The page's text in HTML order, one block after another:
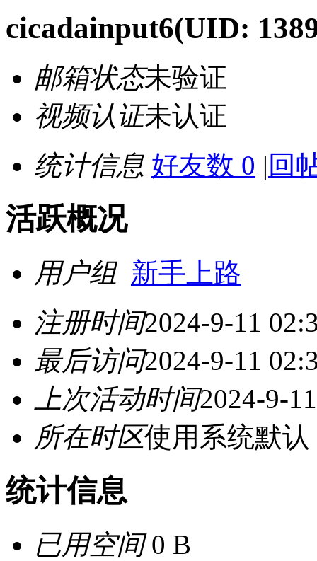
cicadainput6(UID:
邮箱状态未验证
视频认证未认证
统计信息 好友数 0 | 回
活跃概况
用户组 新手上路
注册时间2024-9-11
最后访问2024-9-11
上次活动时间2024-9-
所在时区使用系统默认
统计信息
已用空间0 B